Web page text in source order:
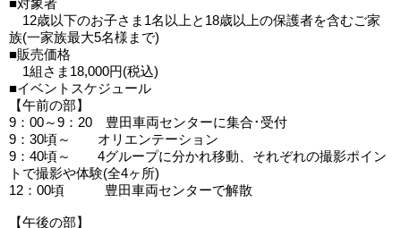
■対象者
12歳以下のお子さま1名以上と18歳以上の保護者を含むご家
族(一家族最大5名様まで)
■販売価格
1組さま18,000円(税込)
■イベントスケジュール
【午前の部】
9：00～9：20 豊田車両センターに集合･受付
9：30頃～ オリエンテーション
9：40頃～ 4グループに分かれ移動、それぞれの撮影ポイン
トで撮影や体験(全4ヶ所)
12：00頃 豊田車両センターで解散
【午後の部】